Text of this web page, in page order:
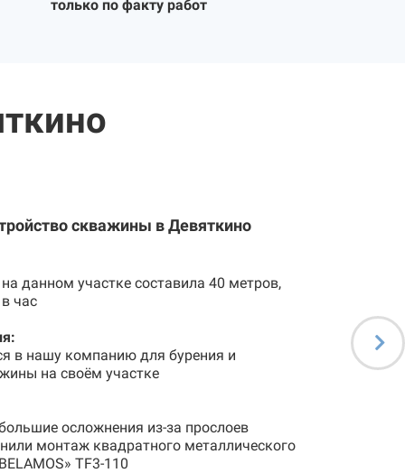
только по факту работ
скважины в Девяткино
данном участке составила 40 метров,
час
в нашу компанию для бурения и
на своём участке
осложнения из-за прослоев
монтаж квадратного металлического
TF3-110